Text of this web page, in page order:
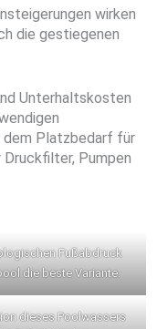
wirken
die gestiegenen
Unterhaltskosten
dem Platzbedarf für
Pumpen
Fußabdruck
die beste Variante.
dieses Poolwassers